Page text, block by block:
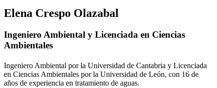
Elena Crespo Olazabal
Ingeniero Ambiental y Licenciada en Ciencias
Ambientales
Ingeniero Ambiental por la Universidad de Cantabria y Licenciada
en Ciencias Ambientales por la Universidad de León, con 16 de
años de experiencia en tratamiento de aguas.